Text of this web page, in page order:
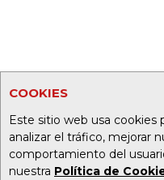
COOKIES
Este sitio web usa cookies
analizar el tráfico, mejorar
comportamiento del
nuestra Política de